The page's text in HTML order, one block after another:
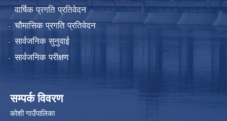
वार्षिक प्रगति प्रतिवेदन
चौमासिक प्रगति प्रतिवेदन
सार्वजनिक सुनुवाई
सार्वजनिक परीक्षण
सम्पर्क विवरण
कोशी गाउँपालिका